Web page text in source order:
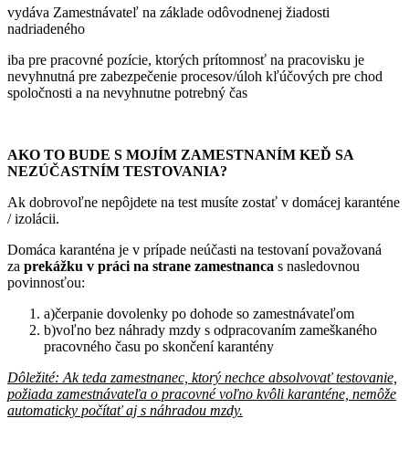
vydáva Zamestnávateľ na základe odôvodnenej žiadosti
nadriadeného
iba pre pracovné pozície, ktorých prítomnosť na pracovisku je
nevyhnutná pre zabezpečenie procesov/úloh kľúčových pre chod
spoločnosti a na nevyhnutne potrebný čas
AKO TO BUDE S MOJÍM ZAMESTNANÍM KEĎ SA
NEZÚČASTNÍM TESTOVANIA?
Ak dobrovoľne nepôjdete na test musíte zostať v domácej karanténe
/ izolácii.
Domáca karanténa je v prípade neúčasti na testovaní považovaná
za prekážku v práci na strane zamestnanca s nasledovnou
povinnosťou:
a)čerpanie dovolenky po dohode so zamestnávateľom
b)voľno bez náhrady mzdy s odpracovaním zameškaného
pracovného času po skončení karantény
Dôležité: Ak teda zamestnanec, ktorý nechce absolvovať testovanie,
požiada zamestnávateľa o pracovné voľno kvôli karanténe, nemôže
automaticky počítať aj s náhradou mzdy.